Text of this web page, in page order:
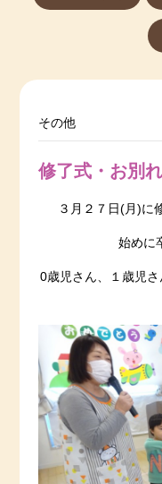
その他
修了式・お別
３月２７日(月)に
始めに
0歳児さん、１歳児